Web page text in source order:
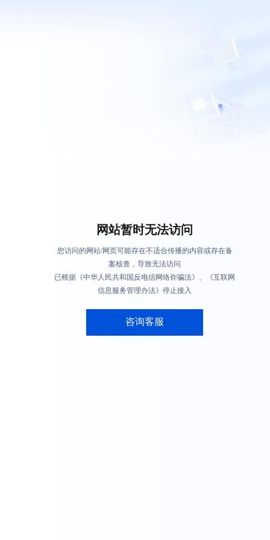
网站暂时无法访问
您访问的网站/网页可能存在不适合传播的内容或存在备
案核查，导致无法访问
已根据《中华人民共和国反电信网络诈骗法》、《互联网
信息服务管理办法》停止接入
咨询客服